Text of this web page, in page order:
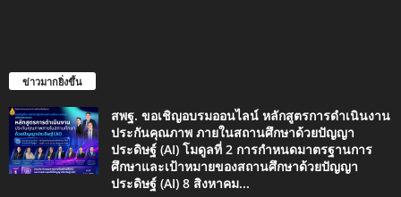
ข่าวมากยิ่งขึ้น
สพฐ. ขอเชิญอบรมออนไลน์ หลักสูตรการดำเนินงาน
ประกันคุณภาพ ภายในสถานศึกษาด้วยปัญญา
ประดิษฐ์ (AI) โมดูลที่ 2 การกำหนดมาตรฐานการ
ศึกษาและเป้าหมายของสถานศึกษาด้วยปัญญา
ประดิษฐ์ (AI) 8 สิงหาคม...